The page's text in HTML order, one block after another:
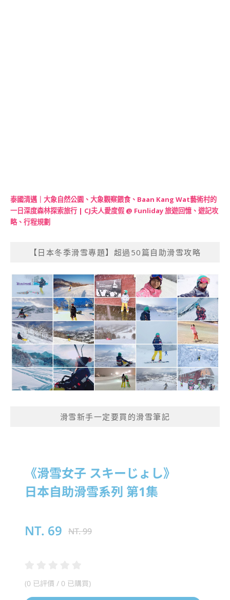
泰國清邁｜大象自然公園、大象觀察餵食、Baan Kang Wat藝術村的
一日深度森林探索旅行 | CJ夫人愛度假 @ Funliday 旅遊回憶、遊記攻
略、行程規劃
【日本冬季滑雪專題】超過50篇自助滑雪攻略
滑雪新手一定要買的滑雪筆記